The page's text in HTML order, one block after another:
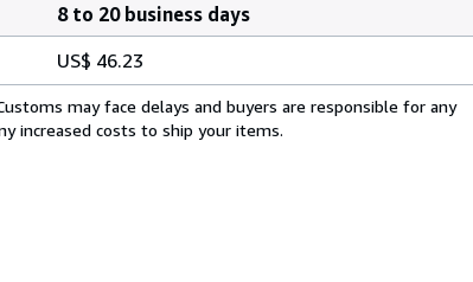
8 to 20 business days
US$ 46.23
may face delays and buyers are responsible for any
increased costs to ship your items.